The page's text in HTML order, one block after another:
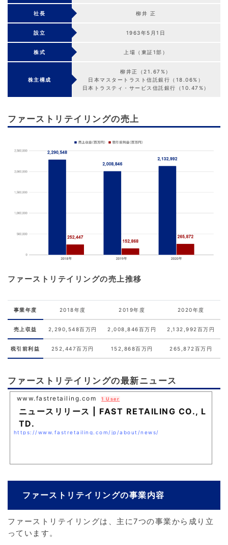
社長 柳井 正
設立 1963年5月1日
株式 上場（東証1部）
株主構成
柳井正（21.67%）
日本マスタートラスト信託銀行（18.06%）
日本トラスティ・サービス信託銀行（10.47%）
ファーストリテイリングの売上
ファーストリテイリングの売上推移
事業年度 2018年度 2019年度 2020年度
売上収益 2,290,548百万円 2,008,846百万円 2,132,992百万円
税引前利益 252,447百万円 152,868百万円 265,872百万円
ファーストリテイリングの最新ニュース
www.fastretailing.com 1 User
ニュースリリース | FAST RETAILING CO., L
TD.
https://www.fastretailing.com/jp/about/news/
ファーストリテイリングの事業内容
ファーストリテイリングは、主に7つの事業から成り立
っています。